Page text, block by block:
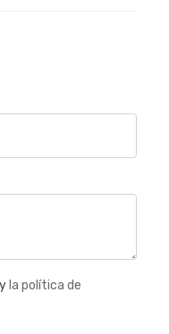
y la política de